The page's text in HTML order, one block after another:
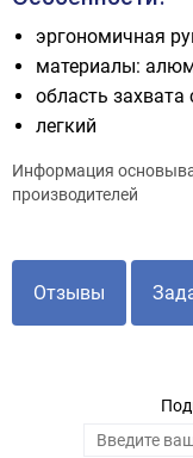
эргономичная
материалы:
область
легкий
Информация
производителей
Отзывы